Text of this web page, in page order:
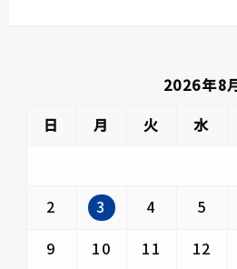
ョ
2026年8
日
月 火 水
2
3 4 5
9
10 11 12